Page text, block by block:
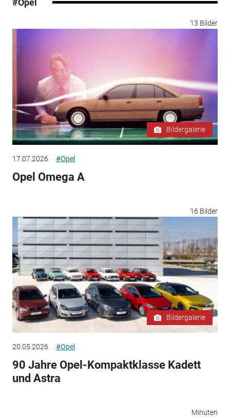
#Opel
13 Bilder
Bildergalerie
17.07.2026 #Opel
Opel Omega A
16 Bilder
Bildergalerie
20.05.2026 #Opel
90 Jahre Opel-Kompaktklasse Kadett
und Astra
Minuten